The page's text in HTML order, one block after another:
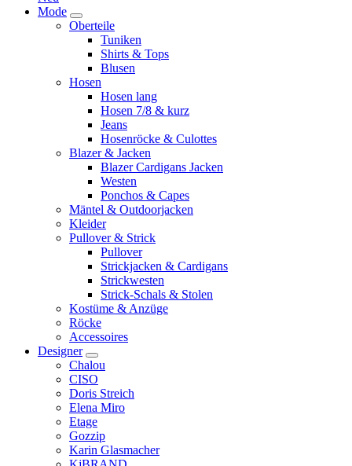
Mode
Oberteile
Tuniken
Shirts & Tops
Blusen
Hosen
Hosen lang
Hosen 7/8 & kurz
Jeans
Hosenröcke & Culottes
Blazer & Jacken
Blazer Cardigans Jacken
Westen
Ponchos & Capes
Mäntel & Outdoorjacken
Kleider
Pullover & Strick
Pullover
Strickjacken & Cardigans
Strickwesten
Strick-Schals & Stolen
Kostüme & Anzüge
Röcke
Accessoires
Designer
Chalou
CISO
Doris Streich
Elena Miro
Etage
Gozzip
Karin Glasmacher